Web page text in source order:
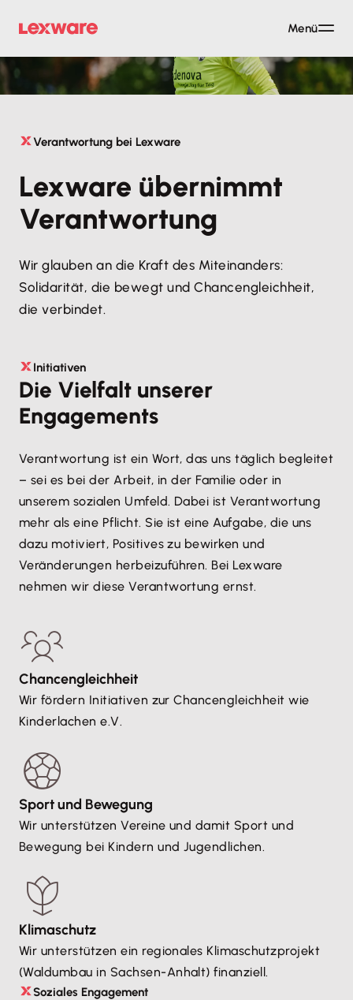
Verantwortung bei Lexware
Lexware übernimmt
Verantwortung
Wir glauben an die Kraft des Miteinanders:
Solidarität, die bewegt und Chancengleichheit,
die verbindet.
Initiativen
Die Vielfalt unserer
Engagements
Verantwortung ist ein Wort, das uns täglich begleitet
– sei es bei der Arbeit, in der Familie oder in
unserem sozialen Umfeld. Dabei ist Verantwortung
mehr als eine Pflicht. Sie ist eine Aufgabe, die uns
dazu motiviert, Positives zu bewirken und
Veränderungen herbeizuführen. Bei Lexware
nehmen wir diese Verantwortung ernst.
Chancengleichheit
Wir fördern Initiativen zur Chancengleichheit wie
Kinderlachen e.V.
Sport und Bewegung
Wir unterstützen Vereine und damit Sport und
Bewegung bei Kindern und Jugendlichen.
Klimaschutz
Wir unterstützen ein regionales Klimaschutzprojekt
(Waldumbau in Sachsen-Anhalt) finanziell.
Soziales Engagement
Menü